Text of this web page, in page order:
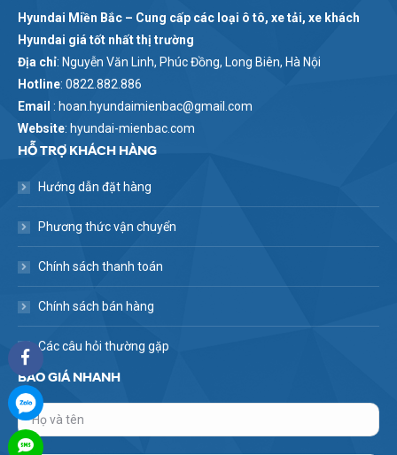
Hyundai Miền Bắc – Cung cấp các loại ô tô, xe tải, xe khách
Hyundai giá tốt nhất thị trường
Địa chỉ: Nguyễn Văn Linh, Phúc Đồng, Long Biên, Hà Nội
Hotline: 0822.882.886
Email : hoan.hyundaimienbac@gmail.com
Website: hyundai-mienbac.com
HỖ TRỢ KHÁCH HÀNG
Hướng dẫn đặt hàng
Phương thức vận chuyển
Chính sách thanh toán
Chính sách bán hàng
Các câu hỏi thường gặp
BÁO GIÁ NHANH